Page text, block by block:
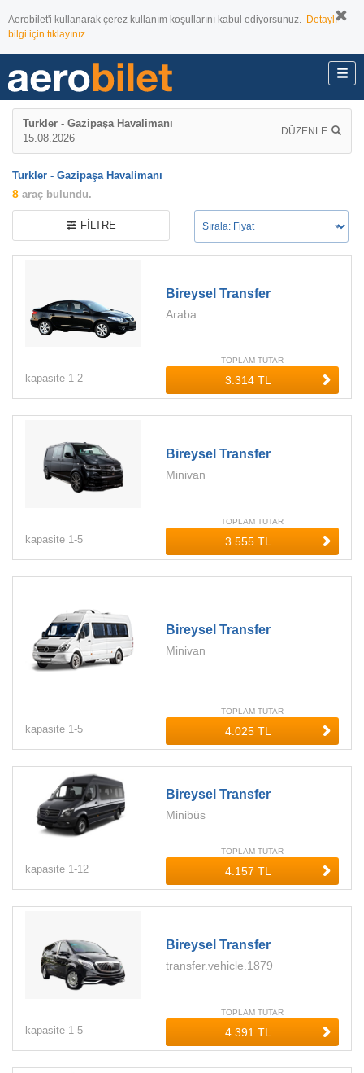
Aerobilet'i kullanarak çerez kullanım koşullarını kabul ediyorsunuz. Detaylı
bilgi için tıklayınız.
Turkler - Gazipaşa Havalimanı
15.08.2026
DÜZENLE
Turkler - Gazipaşa Havalimanı
8 araç bulundu.
FILTRE
Bireysel Transfer
Araba
kapasite 1-2
TOPLAM TUTAR
Bireysel Transfer
Minivan
kapasite 1-5
TOPLAM TUTAR
Bireysel Transfer
Minivan
kapasite 1-5
TOPLAM TUTAR
Bireysel Transfer
Minibüs
kapasite 1-12
TOPLAM TUTAR
Bireysel Transfer
transfer.vehicle.1879
kapasite 1-5
TOPLAM TUTAR